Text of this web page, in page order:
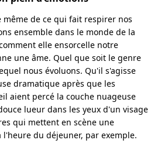
même de ce qui fait respirer nos
ensemble dans le monde de la
elle ensorcelle notre
une âme. Quel que soit le genre
nous évoluons. Qu'il s'agisse
dramatique après que les
aient percé la couche nuageuse
lueur dans les yeux d'un visage
qui mettent en scène une
du déjeuner, par exemple.